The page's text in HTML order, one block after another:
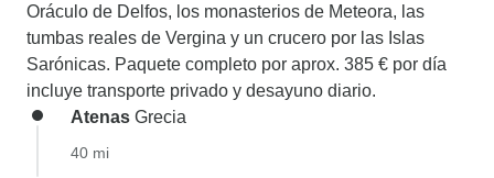
Oráculo de Delfos, los monasterios de Meteora, las
tumbas reales de Vergina y un crucero por las Islas
Sarónicas. Paquete completo por aprox. 385 € por día
incluye transporte privado y desayuno diario.
Atenas Grecia
40 mi